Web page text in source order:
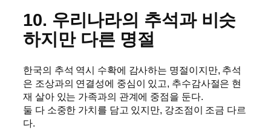
10. 우리나라의 추석과 비슷
하지만 다른 명절
한국의 추석 역시 수확에 감사하는 명절이지만, 추석
은 조상과의 연결성에 중심이 있고, 추수감사절은 현
재 살아 있는 가족과의 관계에 중점을 둔다.
둘 다 소중한 가치를 담고 있지만, 강조점이 조금 다르
다.